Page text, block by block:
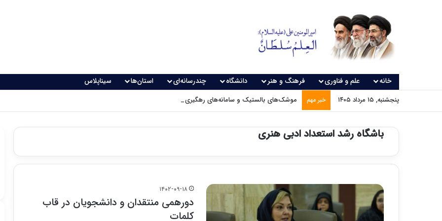
خانه علم و فناوری فرهنگ و هنر دانشگاه چندرسانه‌ای استان‌ها سیناپلاس
پنجشنبه, ۱۵ مرداد ۱۴۰۵ خبر مهم موشک‌های بالستیک و سامانه‌های رهگیری پدافندی چگونه کار می کنند؟
باشگاه رشد استعداد ادبی هنری
۱۴۰۲-۰۹-۱۸
دورهمی منتقدان و دانشجویان در قاب
کلمات